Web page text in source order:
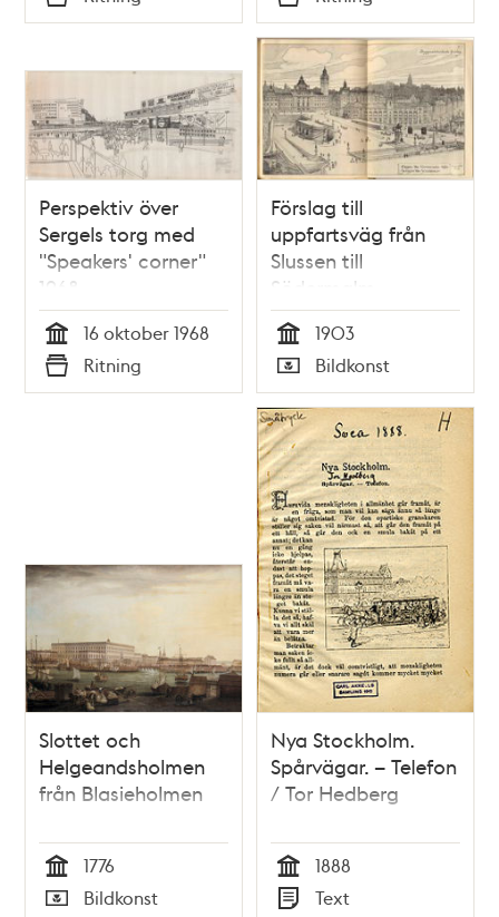
Typ
Typ
Perspektiv över
Sergels torg med
"Speakers' corner"
1968
Tid
16 oktober 1968
Typ
Ritning
Förslag till
uppfartsväg från
Slussen till
Södermalm
Tid
1903
Typ
Bildkonst
Slottet och
Helgeandsholmen
från Blasieholmen
Tid
1776
Bildkonst
Nya Stockholm.
Spårvägar. – Telefon
/ Tor Hedberg
Tid
1888
Text